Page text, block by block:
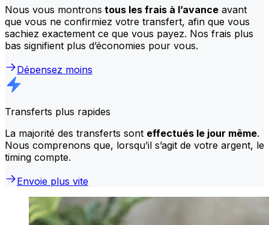
Nous vous montrons tous les frais à l’avance avant
que vous ne confirmiez votre transfert, afin que vous
sachiez exactement ce que vous payez. Nos frais plus
bas signifient plus d’économies pour vous.
Dépensez moins
Transferts plus rapides
La majorité des transferts sont effectués le jour même.
Nous comprenons que, lorsqu’il s’agit de votre argent, le
timing compte.
Envoie plus vite